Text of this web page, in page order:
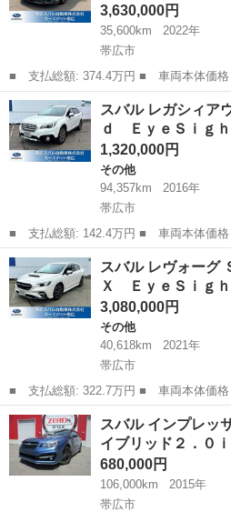
3,630,000円
35,600km
2022年
帯広市
■ 支払総額: 374.4万円 ■ 車両本体価格： 3,630,000 円 ■ メーカ
ー名： スバル ■ 車種名： ＷＲＸ Ｓ
スポーツＲ ワンオーナー ９インチナ
ック９...
北海道 帯広市
スバル レガシィア
ｄ ＥｙｅＳｉｇ
1,320,000円
その他
94,357km
2016年
帯広市
■ 支払総額: 142.4万円 ■ 車両本体価格： 1,320,000 円 ■ メーカ
ー名： スバル ■ 車種名： レガシィ
名： Ｌｉｍｉｔｅｄ ＥｙｅＳｉｇｈ
ナソニック...
北海道 帯広市
スバル レヴォー
Ｘ ＥｙｅＳｉｇ
3,080,000円
その他
40,618km
2021年
帯広市
■ 支払総額: 322.7万円 ■ 車両本体価格： 3,080,000 円 ■ メーカ
ー名： スバル ■ 車種名： レヴォー
Ｉ Ｓｐｏｒｔ ＥＸ ＥｙｅＳｉｇｈ
チモニター...
北海道 帯広市 その他
スバル インプレッ
イブリッド２．０
680,000円
106,000km
2015年
帯広市